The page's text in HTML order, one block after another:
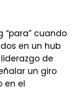
cuando
en un hub
de
un giro
en el